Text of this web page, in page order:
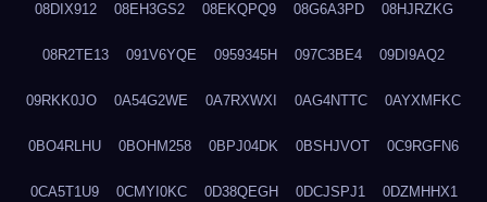
08DIX912 08EH3GS2 08EKQPQ9 08G6A3PD 08HJRZKG
08R2TE13 091V6YQE 0959345H 097C3BE4 09DI9AQ2
09RKK0JO 0A54G2WE 0A7RXWXI 0AG4NTTC 0AYXMFKC
0BO4RLHU 0BOHM258 0BPJ04DK 0BSHJVOT 0C9RGFN6
0CA5T1U9 0CMYI0KC 0D38QEGH 0DCJSPJ1 0DZMHHX1